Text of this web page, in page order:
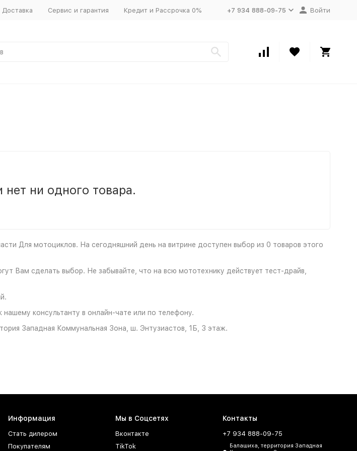
Доставка Сервис и гарантия Кредит и Рассрочка 0% +7 934 888-09-75 Войти
нет ни одного товара.
Для мотоциклов. На сегодняшний день на витрине доступен выбор из 0 товаров этого
Вам сделать выбор. Не забывайте, что на всю мототехнику действует тест-драйв,
консультанту в онлайн-чате или по телефону.
Западная Коммунальная Зона, ш. Энтузиастов, 1Б, 3 этаж.
Информация
Стать дилером
Покупателям
Мы в Соцсетях
Вконтакте
TikTok
Контакты
+7 934 888-09-75
Балашиха, территория Западная